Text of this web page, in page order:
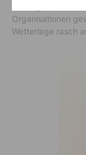
Organisationen
Wetterlage rasch